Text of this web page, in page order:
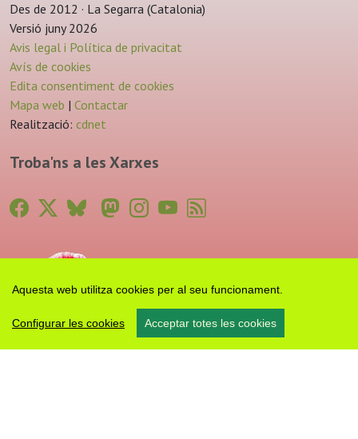
Aquesta web utilitza cookies per al seu funcionament.
Configurar les cookies Acceptar totes les cookies
Des de 2012 · La Segarra (Catalonia)
Versió juny 2026
Avis legal i Política de privacitat
Avís de cookies
Edita consentiment de cookies
Mapa web | Contactar
Realització: cdnet
Troba'ns a les Xarxes